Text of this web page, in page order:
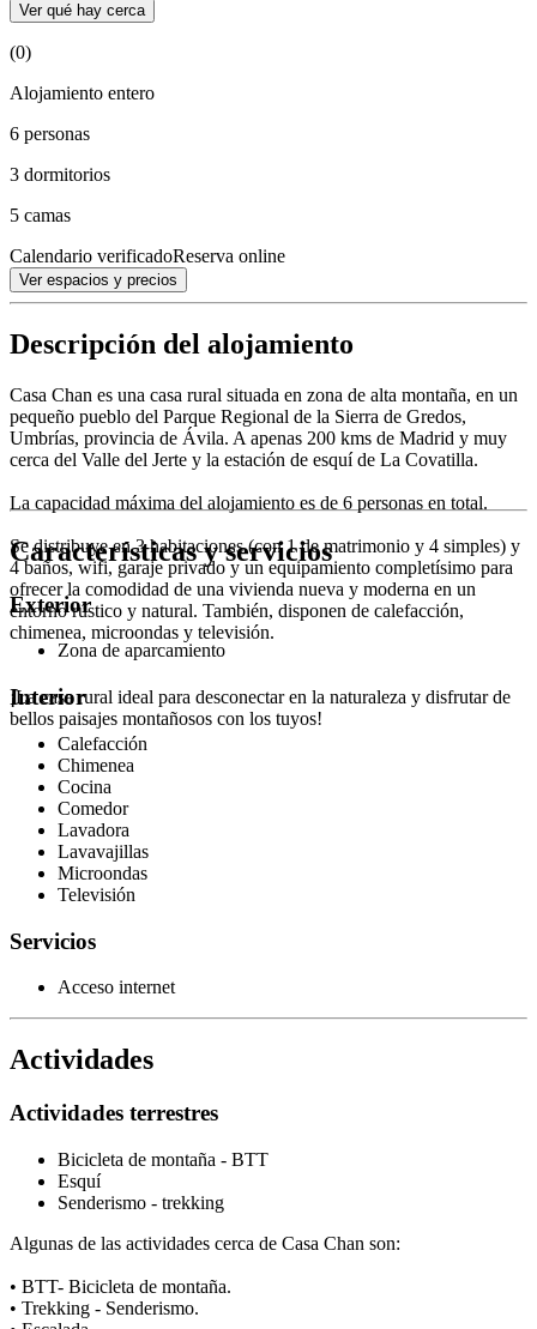
Ver qué hay cerca
(0)
Alojamiento entero
6 personas
3 dormitorios
5 camas
Calendario verificadoReserva online
Ver espacios y precios
Descripción del alojamiento
Casa Chan es una casa rural situada en zona de alta montaña, en un
pequeño pueblo del Parque Regional de la Sierra de Gredos,
Umbrías, provincia de Ávila. A apenas 200 kms de Madrid y muy
cerca del Valle del Jerte y la estación de esquí de La Covatilla.
La capacidad máxima del alojamiento es de 6 personas en total.
Se distribuye en 3 habitaciones (con 1 de matrimonio y 4 simples) y
4 baños, wifi, garaje privado y un equipamiento completísimo para
ofrecer la comodidad de una vivienda nueva y moderna en un
entorno rústico y natural. También, disponen de calefacción,
chimenea, microondas y televisión.
¡La casa rural ideal para desconectar en la naturaleza y disfrutar de
bellos paisajes montañosos con los tuyos!
Características y servicios
Exterior
Zona de aparcamiento
Interior
Calefacción
Chimenea
Cocina
Comedor
Lavadora
Lavavajillas
Microondas
Televisión
Servicios
Acceso internet
Actividades
Actividades terrestres
Bicicleta de montaña - BTT
Esquí
Senderismo - trekking
Algunas de las actividades cerca de Casa Chan son:
• BTT- Bicicleta de montaña.
• Trekking - Senderismo.